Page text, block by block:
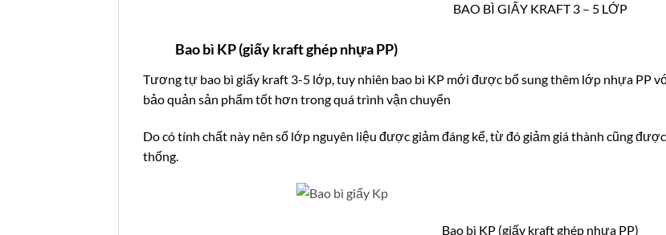
BAO BÌ GIẤY KRAFT 3 – 5 LỚP
Bao bì KP (giấy kraft ghép nhựa PP)
Tương tự bao bì giấy kraft 3-5 lớp, tuy nhiên bao bì KP mới được bổ sung thêm lớp nhựa PP
bảo quản sản phẩm tốt hơn trong quá trình vận chuyển
Do có tính chất này nên số lớp nguyên liệu được giảm đáng kể, từ đó giảm giá thành cũng
thống.
Bao bì KP (giấy kraft ghép nhựa PP)